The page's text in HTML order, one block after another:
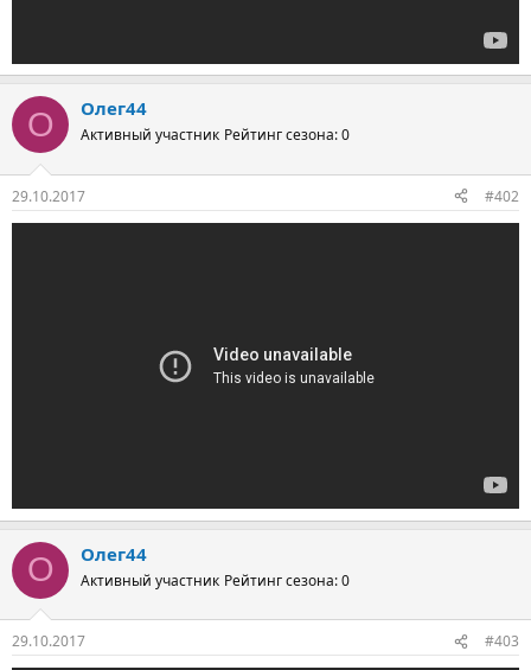
О Олег44
Активный участник Рейтинг сезона: 0
29.10.2017 #402
О Олег44
Активный участник Рейтинг сезона: 0
29.10.2017 #403